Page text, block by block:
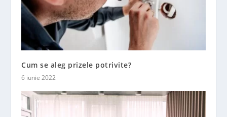
Cum se aleg prizele potrivite?
6 iunie 2022